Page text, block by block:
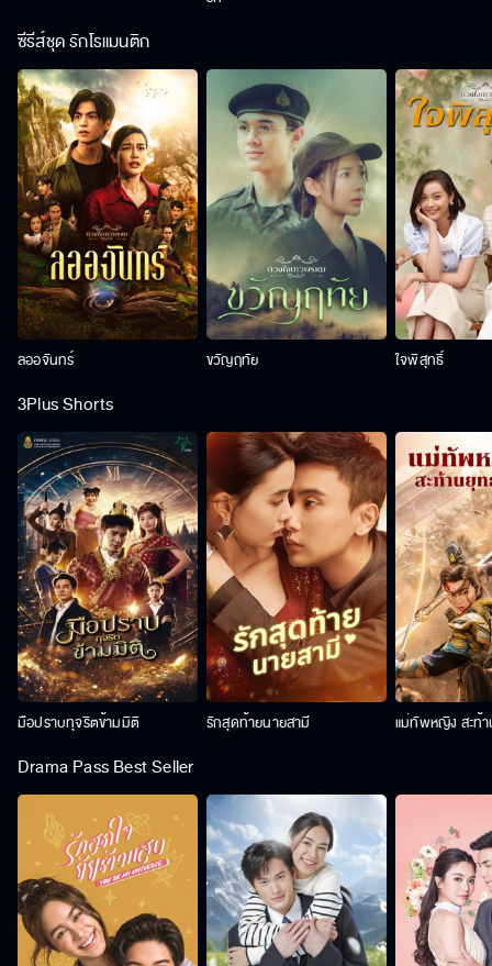
ซีรีส์ชุด รักโรแมนติก
ลออจันทร์ ขวัญฤทัย ใจพิสุทธิ์
3Plus Shorts
มือปราบทุจริตข้ามมิติ รักสุดท้ายนายสามี แม่ทัพหญิง สะท้
Drama Pass Best Seller